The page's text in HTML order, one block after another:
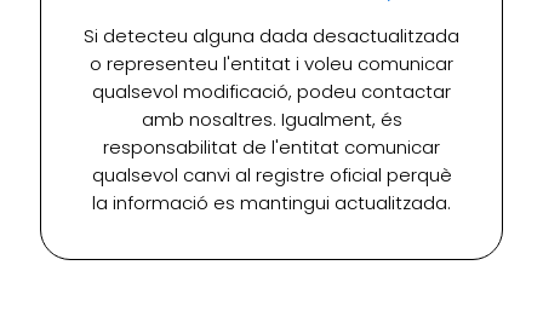
Si detecteu alguna dada desactualitzada
o representeu l'entitat i voleu comunicar
qualsevol modificació, podeu contactar
amb nosaltres. Igualment, és
responsabilitat de l'entitat comunicar
qualsevol canvi al registre oficial perquè
la informació es mantingui actualitzada.